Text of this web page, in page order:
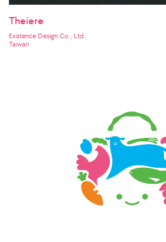
Theiere
Existence Design Co., Ltd.
Taiwan